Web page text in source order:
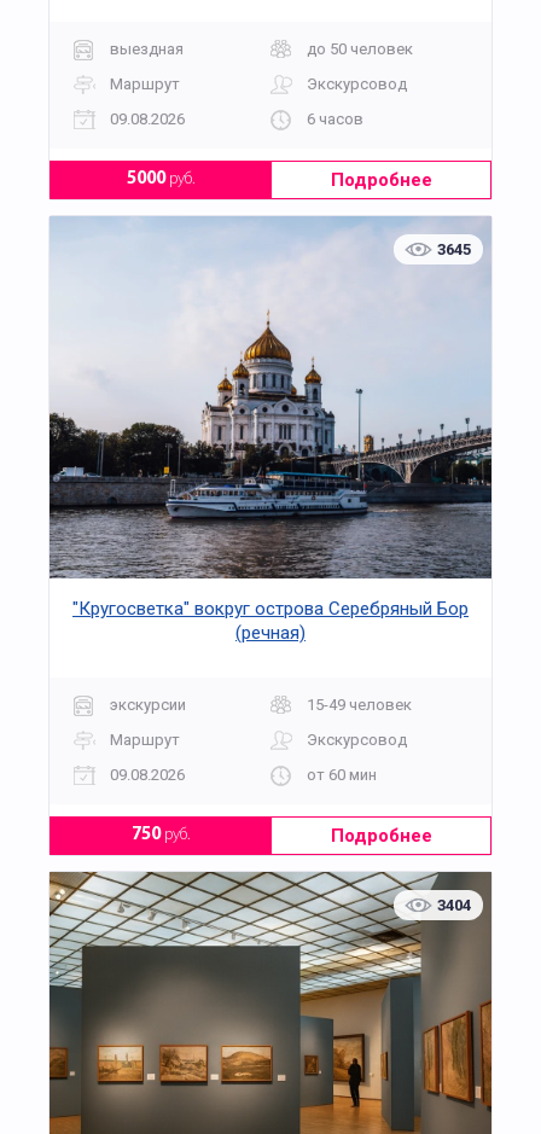
выездная
до 50 человек
Маршрут
Экскурсовод
09.08.2026
6 часов
5000руб. Подробнее
3645
"Кругосветка" вокруг острова Серебряный Бор
(речная)
экскурсии
15-49 человек
Маршрут
Экскурсовод
09.08.2026
от 60 мин
750руб. Подробнее
3404